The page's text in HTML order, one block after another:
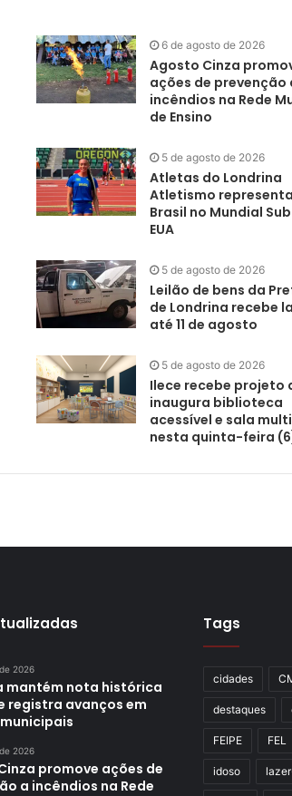
6 de agosto de 2026
Agosto Cinza
ações de prevenção
incêndios na Rede
de Ensino
5 de agosto de 2026
Atletas do Londrina
Atletismo
Brasil no Mundial
EUA
5 de agosto de 2026
Leilão de bens da
de Londrina recebe
até 11 de agosto
5 de agosto de 2026
Ilece recebe projeto
inaugura biblioteca
acessível e sala
nesta quinta-feira
2026
mantém nota histórica
registra avanços em
2026
promove ações de
a incêndios na Rede
Tags
cidades
destaques
FEIPE FEL
idoso